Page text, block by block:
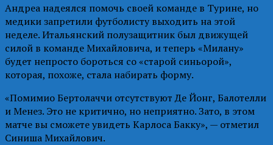
Андреа надеялся помочь своей команде в Турине, но
медики запретили футболисту выходить на этой
неделе. Итальянский полузащитник был движущей
силой в команде Михайловича, и теперь «Милану»
будет непросто бороться со «старой синьорой»,
которая, похоже, стала набирать форму.
«Помимио Бертолаччи отсутствуют Де Йонг, Балотелли
и Менез. Это не критично, но неприятно. Зато, в этом
матче вы сможете увидеть Карлоса Бакку», — отметил
Синиша Михайлович.